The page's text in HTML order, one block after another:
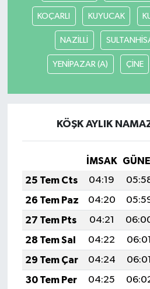
KOÇARLI KUYUCAK
NAZİLLİ
YENİPAZAR (A) ÇİNE
KÖŞK AYLIK
İMSAK
25 Tem Cts
04:19
26 Tem Paz
04:20
27 Tem Pts
04:21
28 Tem Sal
04:22 06:01
29 Tem Çar
04:24 06:01
30 Tem Per
04:25